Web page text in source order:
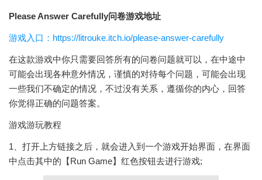
Please Answer Carefully问卷游戏地址
游戏入口：https://litrouke.itch.io/please-answer-carefully
在这款游戏中你只需要回答所有的问卷问题就可以，在中途中
可能会出现各种意外情况，谨慎的对待每个问题，可能会出现
一些我们不确定的情况，不过没有关系，遵循你的内心，回答
你觉得正确的问题答案。
游戏游玩教程
1、打开上方链接之后，就会进入到一个游戏开始界面，在界面
中点击其中的【Run Game】红色按钮去进行游戏;